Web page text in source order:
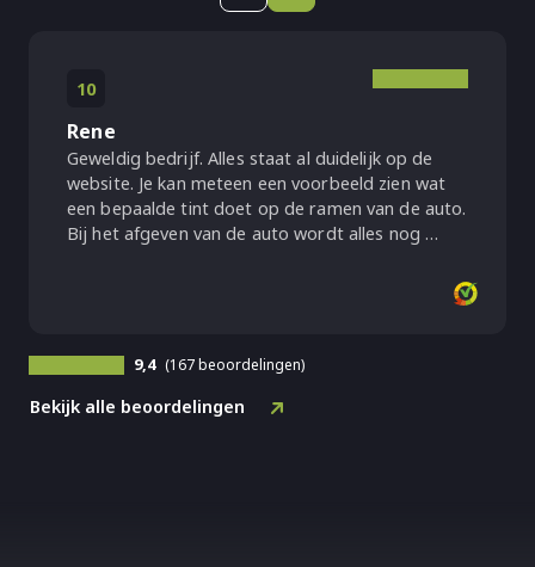
10
Rene
Geweldig bedrijf. Alles staat al duidelijk op de
website. Je kan meteen een voorbeeld zien wat
een bepaalde tint doet op de ramen van de auto.
Bij het afgeven van de auto wordt alles nog …
9,4 (167 beoordelingen)
Bekijk alle beoordelingen